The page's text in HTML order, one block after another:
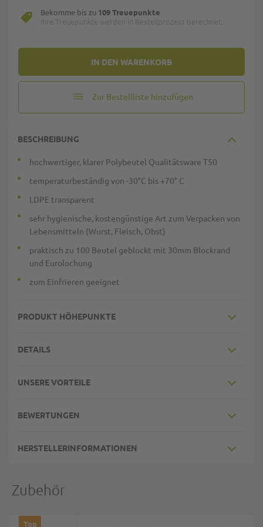
IN DEN WARENKORB
Bekomme bis zu 109 Treuepunkte
Ihre Treuepunkte werden in Bestellprozess berechnet.
Zur Bestellliste hinzufügen
BESCHREIBUNG
hochwertiger, klarer Polybeutel Qualitätsware T50
temperaturbeständig von -30°C bis +70° C
LDPE transparent
sehr hygienische, kostengünstige Art zum Verpacken von
Lebensmitteln (Wurst, Fleisch, Obst)
praktisch zu 100 Beutel geblockt mit 30mm Blockrand
und Eurolochung
zum Einfrieren geeignet
PRODUKT HÖHEPUNKTE
DETAILS
UNSERE VORTEILE
BEWERTUNGEN
HERSTELLERINFORMATIONEN
Zubehör
Top